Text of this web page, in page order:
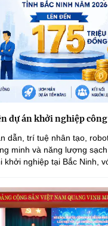
dự án khởi nghiệp
dẫn, trí tuệ nhân tạo,
minh và năng lượng
khởi nghiệp tại Bắc Ninh,